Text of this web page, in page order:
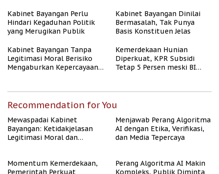
Kabinet Bayangan Perlu
Hindari Kegaduhan Politik
yang Merugikan Publik
Kabinet Bayangan Dinilai
Bermasalah, Tak Punya
Basis Konstituen Jelas
Kabinet Bayangan Tanpa
Legitimasi Moral Berisiko
Mengaburkan Kepercayaan
Kemerdekaan Hunian
Diperkuat, KPR Subsidi
Tetap 5 Persen meski BI
Recommendation for You
Mewaspadai Kabinet
Bayangan: Ketidakjelasan
Legitimasi Moral dan
Menjawab Perang Algoritma
AI dengan Etika, Verifikasi,
dan Media Tepercaya
Momentum Kemerdekaan,
Pemerintah Perkuat
Perang Algoritma AI Makin
Kompleks, Publik Diminta